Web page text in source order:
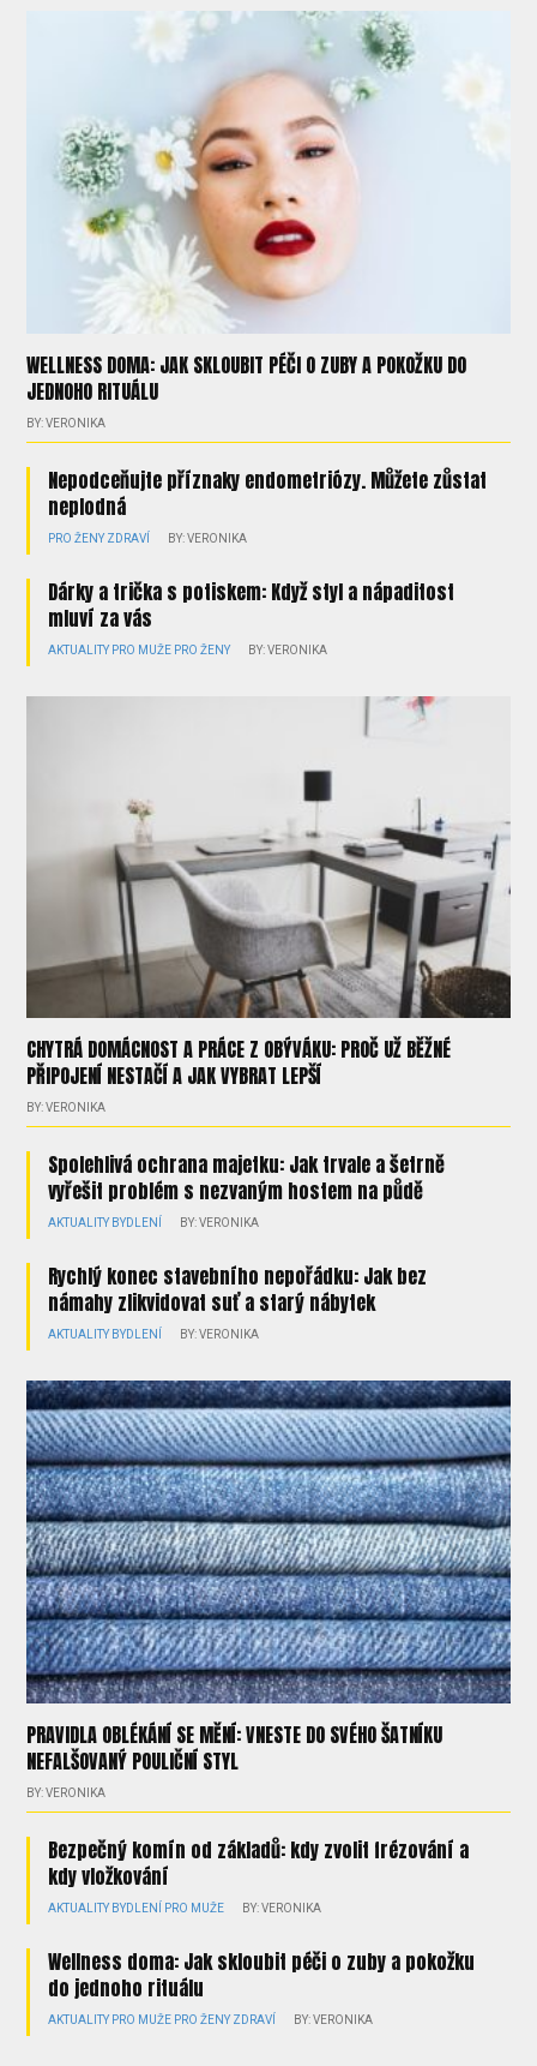
WELLNESS DOMA: JAK SKLOUBIT PÉČI O ZUBY A POKOŽKU DO
JEDNOHO RITUÁLU
BY: VERONIKA
Nepodceňujte příznaky endometriózy. Můžete zůstat
neplodná
PRO ŽENY ZDRAVÍ BY: VERONIKA
Dárky a trička s potiskem: Když styl a nápaditost
mluví za vás
AKTUALITY PRO MUŽE PRO ŽENY BY: VERONIKA
CHYTRÁ DOMÁCNOST A PRÁCE Z OBÝVÁKU: PROČ UŽ BĚŽNÉ
PŘIPOJENÍ NESTAČÍ A JAK VYBRAT LEPŠÍ
BY: VERONIKA
Spolehlivá ochrana majetku: Jak trvale a šetrně
vyřešit problém s nezvaným hostem na půdě
AKTUALITY BYDLENÍ BY: VERONIKA
Rychlý konec stavebního nepořádku: Jak bez
námahy zlikvidovat suť a starý nábytek
AKTUALITY BYDLENÍ BY: VERONIKA
PRAVIDLA OBLÉKÁNÍ SE MĚNÍ: VNESTE DO SVÉHO ŠATNÍKU
NEFALŠOVANÝ POULIČNÍ STYL
BY: VERONIKA
Bezpečný komín od základů: kdy zvolit frézování a
kdy vložkování
AKTUALITY BYDLENÍ PRO MUŽE BY: VERONIKA
Wellness doma: Jak skloubit péči o zuby a pokožku
do jednoho rituálu
AKTUALITY PRO MUŽE PRO ŽENY ZDRAVÍ BY: VERONIKA